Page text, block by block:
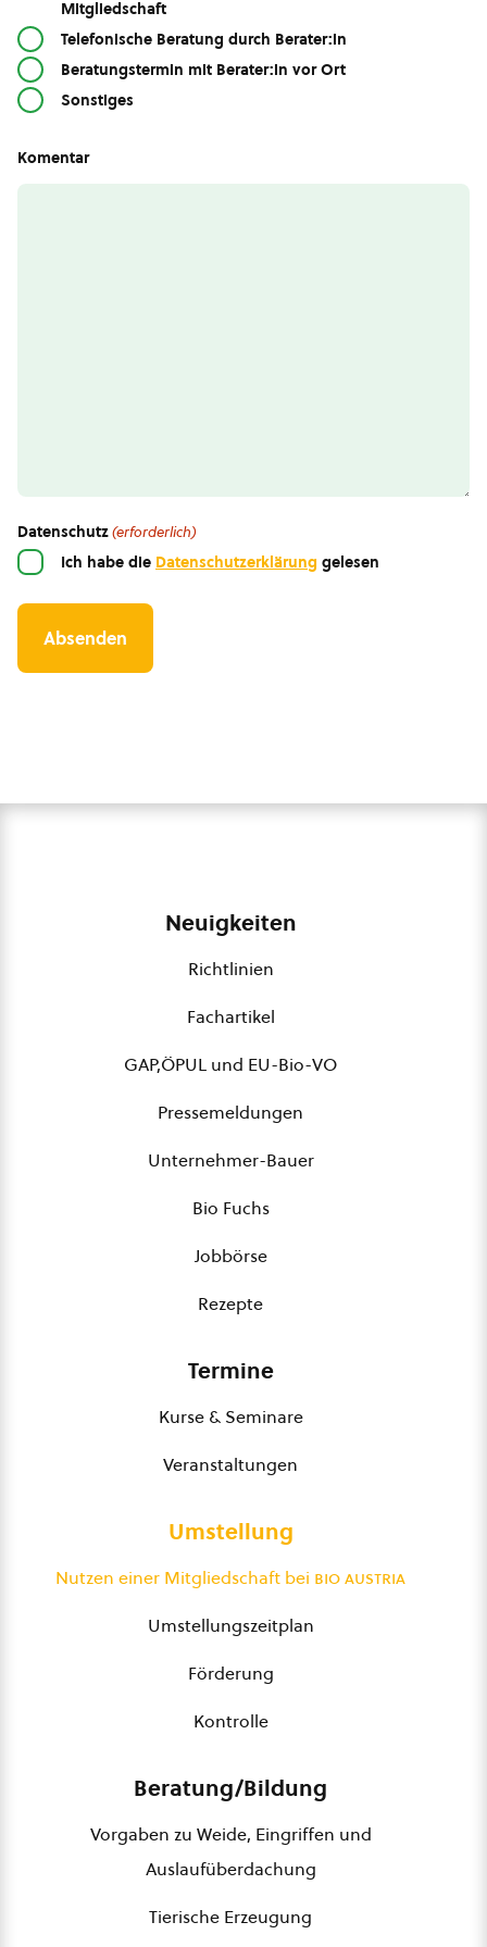
Mitgliedschaft
Telefonische Beratung durch Berater:in
Beratungstermin mit Berater:in vor Ort
Sonstiges
Komentar
Datenschutz(erforderlich)
Ich habe die Datenschutzerklärung gelesen
Neuigkeiten
Richtlinien
Fachartikel
GAP,ÖPUL und EU-Bio-VO
Pressemeldungen
Unternehmer-Bauer
Bio Fuchs
Jobbörse
Rezepte
Termine
Kurse & Seminare
Veranstaltungen
Umstellung
Nutzen einer Mitgliedschaft bei bio austria
Umstellungszeitplan
Förderung
Kontrolle
Beratung/Bildung
Vorgaben zu Weide, Eingriffen und
Auslaufüberdachung
Tierische Erzeugung